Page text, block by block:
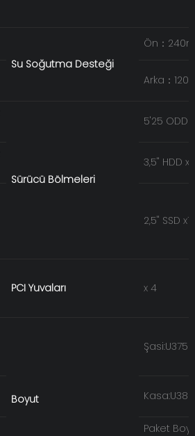
Su Soğutma Desteği
Ön：
Arka：
Sürücü Bölmeleri
5'25 ODD
3,5'' HDD x2
2,5'' SSD x1
PCI Yuvaları x 4
Boyut
Paket